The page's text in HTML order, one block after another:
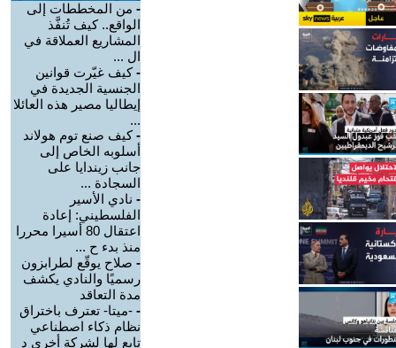
- من المخططات إلى
الواقع.. كيف تُنفَّذ
المشاريع العملاقة في
ال ...
-كيف غيّرت قوانين
الجنسية الجديدة في
إيطاليا مصير هذه العائلا
...
-كيف صنع توم هولاند
أسلوبه الخاص إلى
جانب زيندايا على
السجادة ...
- نادي الأسير
الفلسطيني: إعادة
اعتقال 80 أسيرا محررا
منذ بدء ح ...
- صلاح يوقّع لطرابزون
رسميًا والنادي يكشف
مدة التعاقد
- -ميتا- تعترف باختراق
نظام ذكاء اصطناعي
تابع لها لشركة أخرى د